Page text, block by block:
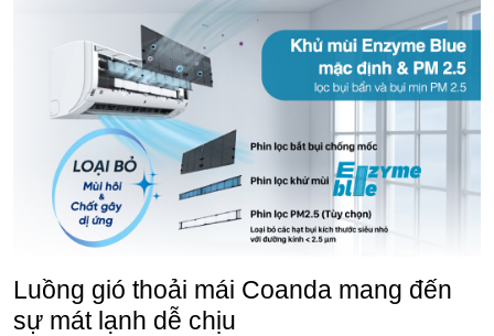
Luồng gió thoải mái Coanda mang đến
sự mát lạnh dễ chịu